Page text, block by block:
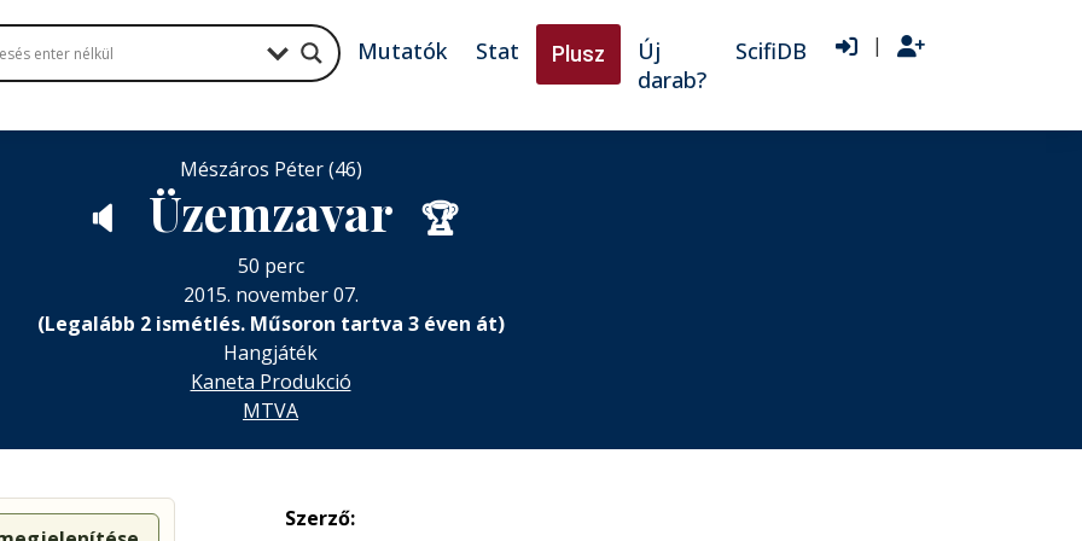
Mutatók Stat Plusz
Új
darab?
ScifiDB |
Mészáros Péter (46)
🔈 Üzemzavar 🏆
50 perc
2015. november 07.
(Legalább 2 ismétlés. Műsoron tartva 3 éven át)
Hangjáték
Kaneta Produkció
MTVA
Szerző: